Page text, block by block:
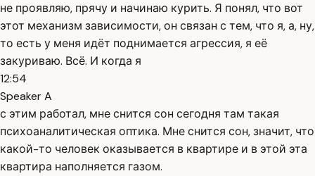
не проявляю, прячу и начинаю курить. Я понял, что вот
этот механизм зависимости, он связан с тем, что я, а, ну,
то есть у меня идёт поднимается агрессия, я её
закуриваю. Всё. И когда я
12:54
Speaker A
с этим работал, мне снится сон сегодня там такая
психоаналитическая оптика. Мне снится сон, значит, что
какой-то человек оказывается в квартире и в этой эта
квартира наполняется газом.